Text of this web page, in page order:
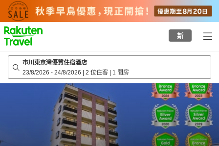
to
top
page
新
市川東京灣優質住宿酒店
23/8/2026 - 24/8/2026 | 2 位住客 | 1 間房